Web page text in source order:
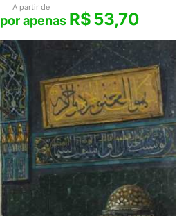
A partir de
R$53,70